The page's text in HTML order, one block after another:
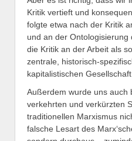
Kritik vertieft und
folgte etwa nach der Kritik
und an der Ontologisierung
die Kritik an der Arbeit als
zentrale, historisch-
kapitalistischen
Außerdem wurde uns auch
verkehrten und verkürzten
traditionellen Marxismus
falsche Lesart des